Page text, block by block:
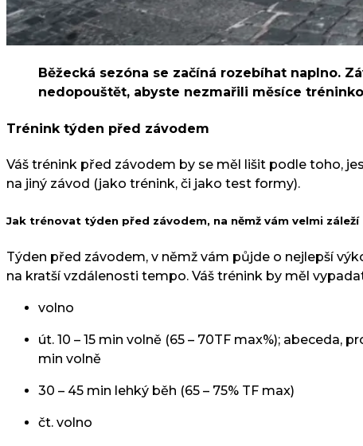
Běžecká sezóna se začíná rozebíhat naplno.
nedopouštět, abyste nezmařili měsíce
Trénink týden před závodem
Váš trénink před závodem by se měl lišit podle toho,
na jiný závod (jako trénink, či jako test formy).
Jak trénovat týden před závodem, na němž vám velmi záleží
Týden před závodem, v němž vám půjde o nejlepší
na kratší vzdálenosti tempo. Váš trénink by měl
volno
út. 10 – 15 min volně (65 – 70TF max%);
min volně
30 – 45 min lehký běh (65 – 75% TF max)
čt. volno